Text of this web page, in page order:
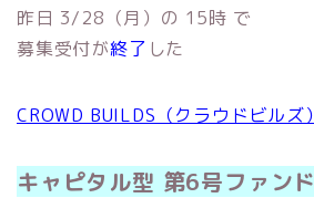
昨日 3/28（月）の 15時 で
募集受付が終了 した
CROWD BUILDS（クラウドビルズ）
キャピタル型 第6号ファンド